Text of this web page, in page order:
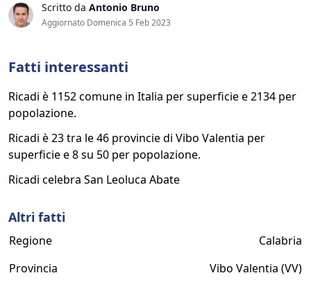
Scritto da Antonio Bruno
Aggiornato Domenica 5 Feb 2023
Fatti interessanti
Ricadi è 1152 comune in Italia per superficie e 2134 per
popolazione.
Ricadi è 23 tra le 46 provincie di Vibo Valentia per
superficie e 8 su 50 per popolazione.
Ricadi celebra San Leoluca Abate
Altri fatti
Regione
Calabria
Provincia
Vibo Valentia (VV)